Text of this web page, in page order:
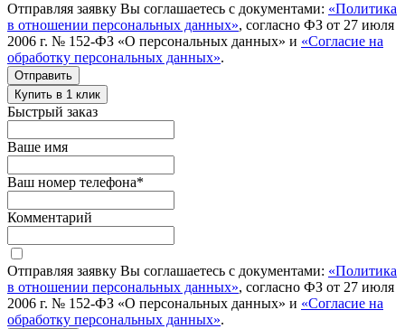
Отправляя заявку Вы соглашаетесь с документами: «Политика
в отношении персональных данных», согласно ФЗ от 27 июля
2006 г. № 152-ФЗ «О персональных данных» и «Согласие на
обработку персональных данных».
Отправить
Купить в 1 клик
Быстрый заказ
Ваше имя
Ваш номер телефона*
Комментарий
Отправляя заявку Вы соглашаетесь с документами: «Политика
в отношении персональных данных», согласно ФЗ от 27 июля
2006 г. № 152-ФЗ «О персональных данных» и «Согласие на
обработку персональных данных».